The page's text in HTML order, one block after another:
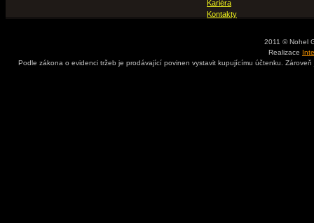
Kariéra
Kontakty
2011 © Nohel
Realizace
Podle zákona o evidenci tržeb je prodávající povinen vystavit kupujícímu účtenku.